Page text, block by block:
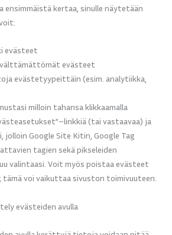
ensimmäistä kertaa, sinulle näytetään
evästeet
välttämättömät evästeet
evästetyypeittäin (esim. analytiikka,
milloin tahansa klikkaamalla
(tai vastaavaa) ja
Google Site Kitin, Google Tag
tagien sekä pikseleiden
valintaasi. Voit myös poistaa evästeet
tämä voi vaikuttaa sivuston toimivuuteen.
evästeiden avulla